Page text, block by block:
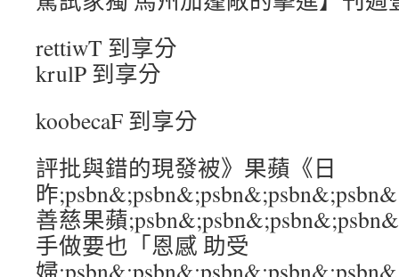
rettiwT 到享分
krulP 到享分
koobecaF 到享分
評批與錯的現發被》果蘋《日
昨
善慈果蘋
手做要也「恩感 助受
婦